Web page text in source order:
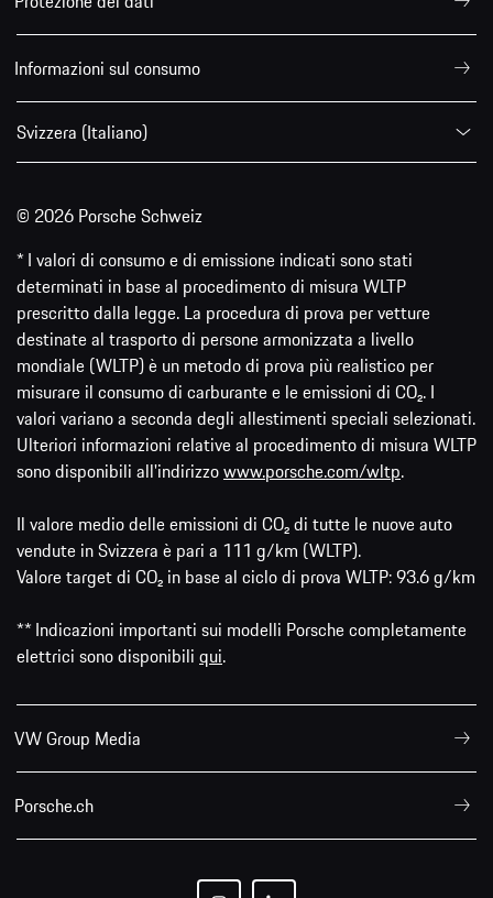
Informazioni sul consumo
Svizzera (Italiano)
© 2026 Porsche Schweiz
* I valori di consumo e di emissione indicati sono stati
determinati in base al procedimento di misura WLTP
prescritto dalla legge. La procedura di prova per vetture
destinate al trasporto di persone armonizzata a livello
mondiale (WLTP) è un metodo di prova più realistico per
misurare il consumo di carburante e le emissioni di CO₂. I
valori variano a seconda degli allestimenti speciali selezionati.
Ulteriori informazioni relative al procedimento di misura WLTP
sono disponibili all'indirizzowww.porsche.com/wltp.
Il valore medio delle emissioni di CO₂ di tutte le nuove auto
vendute in Svizzera è pari a 111 g/km (WLTP).
Valore target di CO₂ in base al ciclo di prova WLTP: 93.6 g/km
** Indicazioni importanti sui modelli Porsche completamente
elettrici sono disponibili qui.
VW Group Media
Porsche.ch